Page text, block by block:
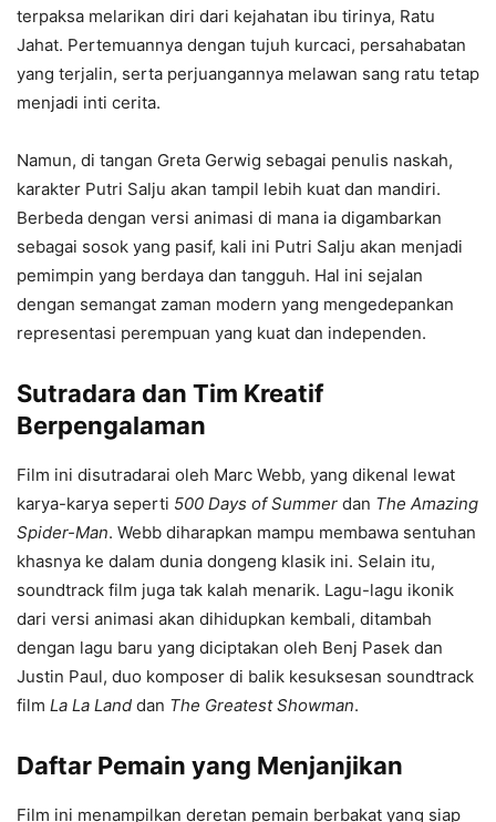
terpaksa melarikan diri dari kejahatan ibu tirinya, Ratu
Jahat. Pertemuannya dengan tujuh kurcaci, persahabatan
yang terjalin, serta perjuangannya melawan sang ratu tetap
menjadi inti cerita.
Namun, di tangan Greta Gerwig sebagai penulis naskah,
karakter Putri Salju akan tampil lebih kuat dan mandiri.
Berbeda dengan versi animasi di mana ia digambarkan
sebagai sosok yang pasif, kali ini Putri Salju akan menjadi
pemimpin yang berdaya dan tangguh. Hal ini sejalan
dengan semangat zaman modern yang mengedepankan
representasi perempuan yang kuat dan independen.
Sutradara dan Tim Kreatif
Berpengalaman
Film ini disutradarai oleh Marc Webb, yang dikenal lewat
karya-karya seperti 500 Days of Summer dan The Amazing
Spider-Man. Webb diharapkan mampu membawa sentuhan
khasnya ke dalam dunia dongeng klasik ini. Selain itu,
soundtrack film juga tak kalah menarik. Lagu-lagu ikonik
dari versi animasi akan dihidupkan kembali, ditambah
dengan lagu baru yang diciptakan oleh Benj Pasek dan
Justin Paul, duo komposer di balik kesuksesan soundtrack
film La La Land dan The Greatest Showman.
Daftar Pemain yang Menjanjikan
Film ini menampilkan deretan pemain berbakat yang siap